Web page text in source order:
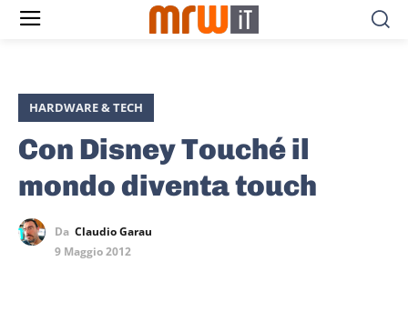
HARDWARE & TECH
Con Disney Touché il
mondo diventa touch
Da Claudio Garau
9 Maggio 2012